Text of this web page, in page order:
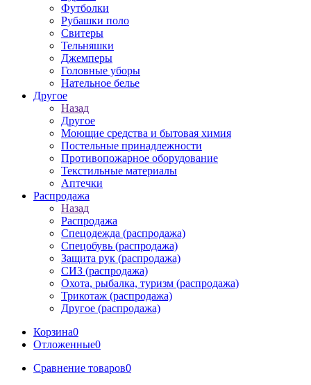
Футболки
Рубашки поло
Свитеры
Тельняшки
Джемперы
Головные уборы
Нательное белье
Другое
Назад
Другое
Моющие средства и бытовая химия
Постельные принадлежности
Противопожарное оборудование
Текстильные материалы
Аптечки
Распродажа
Назад
Распродажа
Спецодежда (распродажа)
Спецобувь (распродажа)
Защита рук (распродажа)
СИЗ (распродажа)
Охота, рыбалка, туризм (распродажа)
Трикотаж (распродажа)
Другое (распродажа)
Корзина0
Отложенные0
Сравнение товаров0